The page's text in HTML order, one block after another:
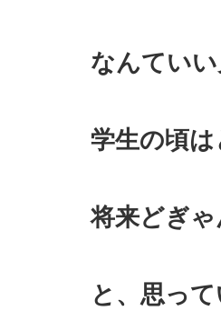
なんてい
学生の頃
将来どぎ
と、思っ